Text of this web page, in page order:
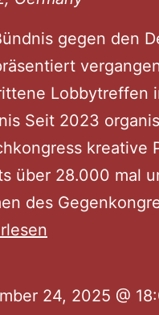
gegen den
Lobbytreffen
Seit 2023
kreative
über 28.000 mal
des
24, 2025 @